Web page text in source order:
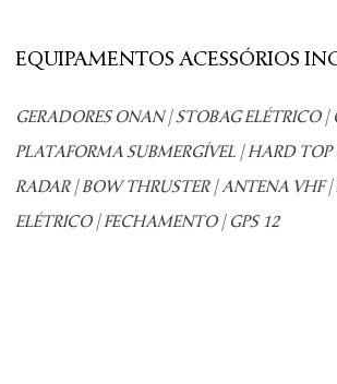
EQUIPAMENTOS ACESSÓRIOS
GERADORES ONAN | STOBAG ELÉTRICO
PLATAFORMA SUBMERGÍVEL | HARD
RADAR | BOW THRUSTER | ANTENA VHF
ELÉTRICO | FECHAMENTO | GPS 12